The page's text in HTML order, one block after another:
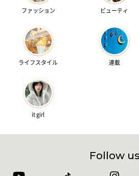
ファッション ビューティ
ライフスタイル 連載
it girl
Follow us